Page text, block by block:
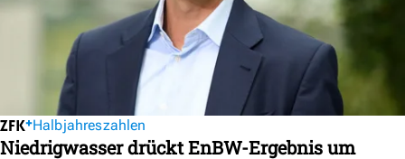
Halbjahreszahlen
Niedrigwasser drückt EnBW-Ergebnis um